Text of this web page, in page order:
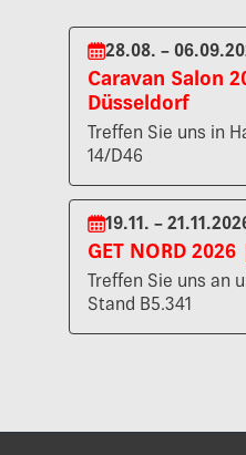
28.08. –
Caravan Salon
Düsseldorf
Treffen Sie uns in
14/D46
19.11. –
GET NORD
Treffen Sie uns an
Stand B5.341